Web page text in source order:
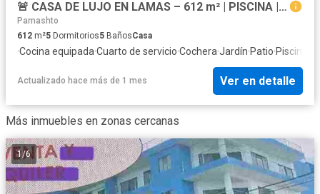
🚨 CASA DE LUJO EN LAMAS – 612 m² | PISCINA | 5 SUITES | ALTO NIVEL
Pamashto
612 m²5 Dormitorios5 BañosCasa
·Cocina equipada·Cuarto de servicio·Cochera·Jardín·Patio·Piscina
Actualizado hace más de 1 mes Ver en detalle
Más inmuebles en zonas cercanas
1/6